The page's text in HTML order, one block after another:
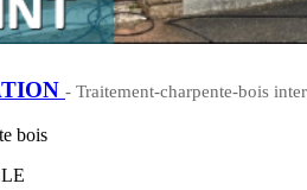
- Traitement-charpente-bois
bois